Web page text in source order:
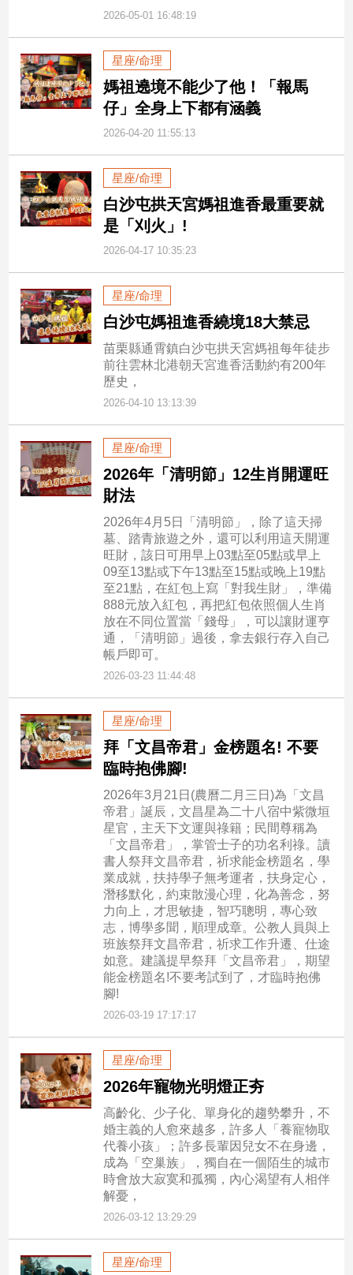
2026-05-01 16:48:19
星座/命理
媽祖遶境不能少了他！「報馬
仔」全身上下都有涵義
2026-04-20 11:55:13
星座/命理
白沙屯拱天宮媽祖進香最重要就
是「刈火」!
2026-04-17 10:35:23
星座/命理
白沙屯媽祖進香繞境18大禁忌
苗栗縣通霄鎮白沙屯拱天宮媽祖每年徒步
前往雲林北港朝天宮進香活動約有200年
歷史，
2026-04-10 13:13:39
星座/命理
2026年「清明節」12生肖開運旺
財法
2026年4月5日「清明節」，除了這天掃
墓、踏青旅遊之外，還可以利用這天開運
旺財，該日可用早上03點至05點或早上
09至13點或下午13點至15點或晚上19點
至21點，在紅包上寫「對我生財」，準備
888元放入紅包，再把紅包依照個人生肖
放在不同位置當「錢母」，可以讓財運亨
通，「清明節」過後，拿去銀行存入自己
帳戶即可。
2026-03-23 11:44:48
星座/命理
拜「文昌帝君」金榜題名! 不要
臨時抱佛腳!
2026年3月21日(農曆二月三日)為「文昌
帝君」誕辰，文昌星為二十八宿中紫微垣
星官，主天下文運與祿籍；民間尊稱為
「文昌帝君」，掌管士子的功名利祿。讀
書人祭拜文昌帝君，祈求能金榜題名，學
業成就，扶持學子無考運者，扶身定心，
潛移默化，約束散漫心理，化為善念，努
力向上，才思敏捷，智巧聰明，專心致
志，博學多聞，順理成章。公教人員與上
班族祭拜文昌帝君，祈求工作升遷、仕途
如意。建議提早祭拜「文昌帝君」，期望
能金榜題名!不要考試到了，才臨時抱佛
腳!
2026-03-19 17:17:17
星座/命理
2026年寵物光明燈正夯
高齡化、少子化、單身化的趨勢攀升，不
婚主義的人愈來越多，許多人「養寵物取
代養小孩」；許多長輩因兒女不在身邊，
成為「空巢族」，獨自在一個陌生的城市
時會放大寂寞和孤獨，內心渴望有人相伴
解憂，
2026-03-12 13:29:29
星座/命理